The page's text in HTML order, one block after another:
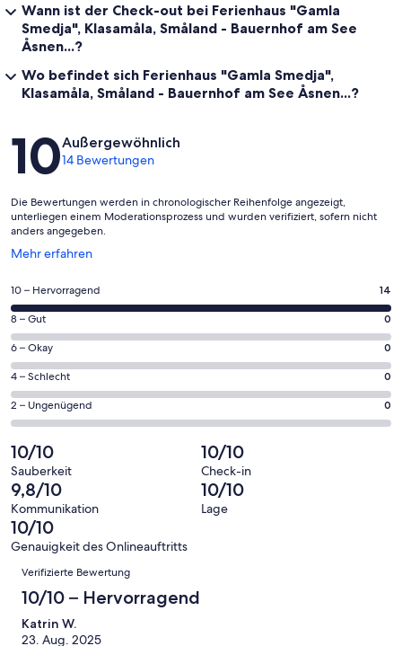
Wann ist der Check-out bei Ferienhaus "Gamla
Smedja", Klasamåla, Småland - Bauernhof am See
Åsnen...?
Wo befindet sich Ferienhaus "Gamla Smedja",
Klasamåla, Småland - Bauernhof am See Åsnen...?
Bewertungen
10Außergewöhnlich
14 Bewertungen
Die Bewertungen werden in chronologischer Reihenfolge angezeigt,
unterliegen einem Moderationsprozess und wurden verifiziert, sofern nicht
anders angegeben.
Mehr erfahren
Wird
einem
neuen
Fenster
geöffnet
14
von
insgesamt
14
Gästebewertungen
haben
eine
Bewertung
von
10
-
Hervorragend
10 – Hervorragend 14
0
von
insgesamt
14
Gästebewertungen
haben
Bewertung
von
8
-
Gut
8 – Gut 0
0
von
insgesamt
14
Gästebewertungen
haben
eine
Bewertung
von
6
-
Okay
6 – Okay 0
0
von
insgesamt
Gästebewertungen
haben
eine
Bewertung
von
4
4 – Schlecht 0
0
von
insgesamt
14
Gästebewertungen
haben
eine
Bewertung
2 – Ungenügend 0
10/10
Sauberkeit
10/10
Check-in
9,8/10
Kommunikation
10/10
Lage
10/10
Genauigkeit des Onlineauftritts
Bewertungen
Verifizierte Bewertung
10/10 – Hervorragend
Katrin W.
23. Aug. 2025